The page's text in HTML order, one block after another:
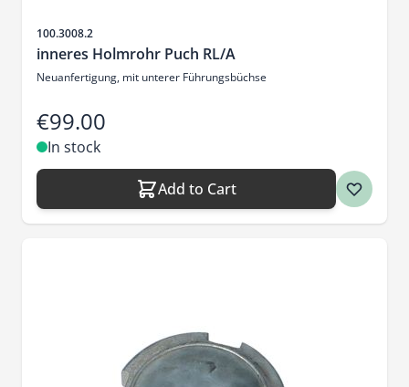
Sku
100.3008.2
inneres Holmrohr Puch RL/A
Neuanfertigung, mit unterer Führungsbüchse
€99.00
In stock
Add to Cart